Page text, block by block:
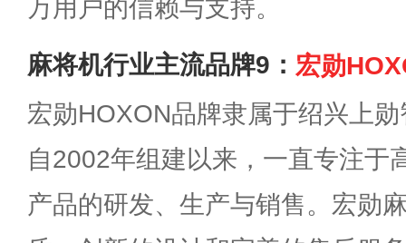
万用户的信赖与支持。
麻将机行业主流品牌9： 宏勋
宏勋HOXON品牌隶属于绍兴上
自2002年组建以来，一直专注于
产品的研发、生产与销售。宏勋